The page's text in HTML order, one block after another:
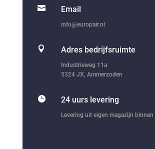
 Email
info@europair.nl
 Adres bedrijfsruimte
Industrieweg 11a
5324 JX, Ammerzoden
 24 uurs levering
Levering uit eigen magazijn binnen